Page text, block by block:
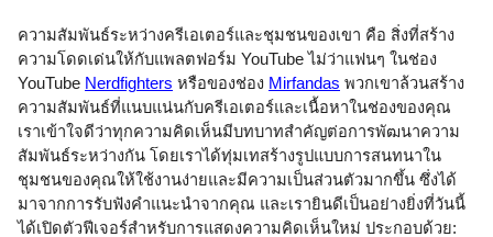
ความสัมพันธ์ระหว่างครีเอเตอร์และชุมชนของเขา คือ สิ่งที่สร้าง
ความโดดเด่นให้กับแพลตฟอร์ม YouTube ไม่ว่าแฟนๆ ในช่อง
YouTube Nerdfighters หรือของช่อง Mirfandas พวกเขาล้วนสร้าง
ความสัมพันธ์ที่แนบแน่นกับครีเอเตอร์และเนื้อหาในช่องของคุณ
เราเข้าใจดีว่าทุกความคิดเห็นมีบทบาทสำคัญต่อการพัฒนาความ
สัมพันธ์ระหว่างกัน โดยเราได้ทุ่มเทสร้างรูปแบบการสนทนาใน
ชุมชนของคุณให้ใช้งานง่ายและมีความเป็นส่วนตัวมากขึ้น ซึ่งได้
มาจากการรับฟังคำแนะนำจากคุณ และเรายินดีเป็นอย่างยิ่งที่วันนี้
ได้เปิดตัวฟีเจอร์สำหรับการแสดงความคิดเห็นใหม่ ประกอบด้วย: